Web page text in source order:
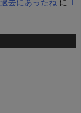
去にあったね に T